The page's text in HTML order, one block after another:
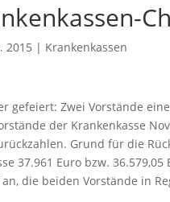
2015 | Krankenkassen
gefeiert: Zwei Vorstände
der Krankenkasse
Grund für die
37.961 Euro bzw.
die beiden Vorstände in